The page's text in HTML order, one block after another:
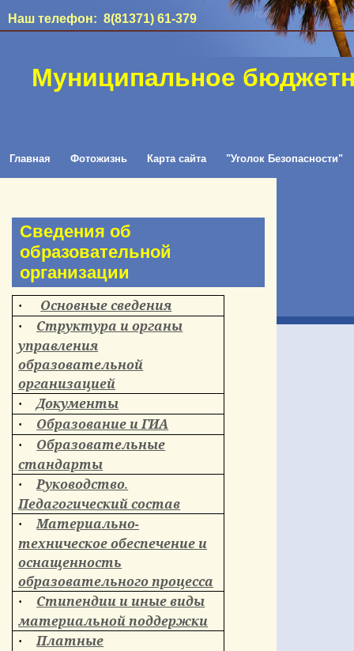
Наш телефон: 8(81371) 61-379
Муниципальное
Главная Фотожизнь Карта сайта "Уголок Безопасности"
Сведения об
образовательной
организации
· Основные сведения
·
Структура и органы
управления
образовательной
организацией
· Документы
· Образование и ГИА
·
Образовательные
стандарты
·
Руководство.
Педагогический состав
·
Материально-
техническое обеспечение и
оснащенность
образовательного процесса
·
Стипендии и иные виды
материальной поддержки
·
Платные